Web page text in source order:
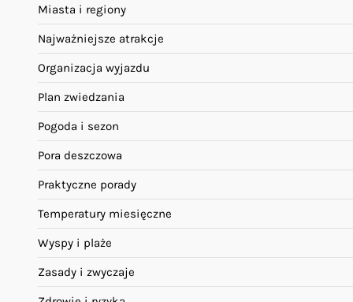
Miasta i regiony
Najważniejsze atrakcje
Organizacja wyjazdu
Plan zwiedzania
Pogoda i sezon
Pora deszczowa
Praktyczne porady
Temperatury miesięczne
Wyspy i plaże
Zasady i zwyczaje